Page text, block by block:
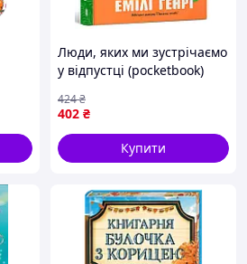
Люди, яких ми зустрічаємо
у відпустці (pocketbook)
402 ₴
424₴
Купити